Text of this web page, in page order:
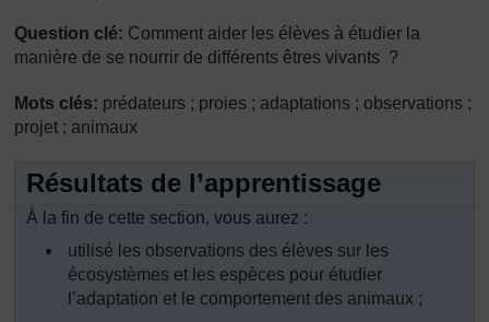
Question clé: Comment aider les élèves à étudier la
manière de se nourrir de différents êtres vivants ?
Mots clés: prédateurs ; proies ; adaptations ; observations ;
projet ; animaux
Résultats de l’apprentissage
À la fin de cette section, vous aurez :
utilisé les observations des élèves sur les
écosystèmes et les espèces pour étudier
l’adaptation et le comportement des animaux ;